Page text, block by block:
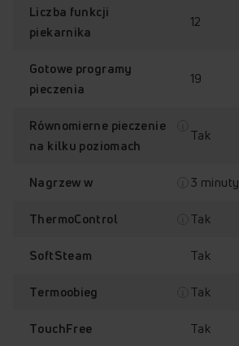
ThermoControl –
stabilna temperatura
Liczba funkcji
piekarnika
12
Gotowe programy
pieczenia
19
Równomierne pieczenie
na kilku poziomach
Tak
Nagrzew w 3 minuty
ThermoControl Tak
SoftSteam Tak
Termoobieg Tak
TouchFree Tak